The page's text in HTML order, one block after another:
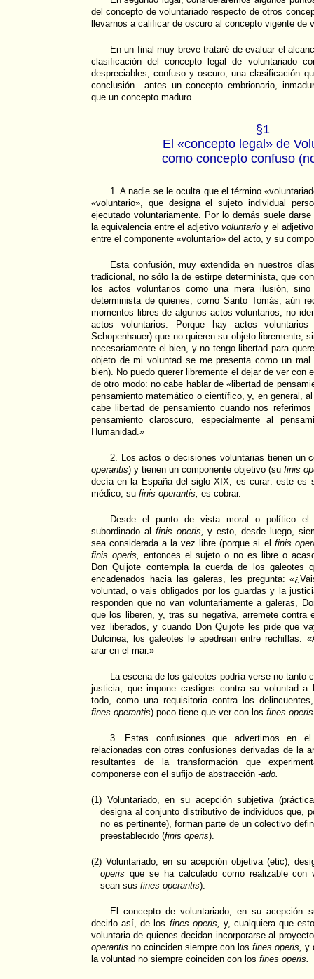
del concepto de voluntariado respecto de otros
llevarnos a calificar de oscuro al concepto vigente de
En un final muy breve trataré de evaluar el
clasificación del concepto legal de voluntariado
despreciables, confuso y oscuro; una clasificación
conclusión– antes un concepto embrionario,
que un concepto maduro.
§1
El «concepto legal» de
como concepto confuso
1. A nadie se le oculta que el término
«voluntario», que designa el sujeto individual
ejecutado voluntariamente. Por lo demás suele
la equivalencia entre el adjetivovoluntario y el
entre el componente «voluntario» del acto, y su
Esta confusión, muy extendida en nuestros
tradicional, no sólo la de estirpe determinista, que
los actos voluntarios como una mera ilusión,
determinista de quienes, como Santo Tomás, aún
momentos libres de algunos actos voluntarios, no
actos voluntarios. Porque hay actos
Schopenhauer) que no quieren su objeto libremente,
necesariamente el bien, y no tengo libertad para
objeto de mi voluntad se me presenta como un
bien). No puedo querer libremente el dejar de ver con
de otro modo: no cabe hablar de «libertad de
pensamiento matemático o científico, y, en general,
cabe libertad de pensamiento cuando nos
pensamiento claroscuro, especialmente al
Humanidad.»
2. Los actos o decisiones voluntarias tienen un
operantis) y tienen un componente objetivo (su finis
decía en la España del siglo XIX, es curar: este es
médico, su finis operantis, es cobrar.
Desde el punto de vista moral o político
subordinado al finis operis, y esto, desde luego,
sea considerada a la vez libre (porque si el finis
finis operis, entonces el sujeto o no es libre o
Don Quijote contempla la cuerda de los galeotes
encadenados hacia las galeras, les pregunta:
voluntad, o vais obligados por los guardas y la
responden que no van voluntariamente a galeras,
que los liberen, y, tras su negativa, arremete contra
vez liberados, y cuando Don Quijote les pide que
Dulcinea, los galeotes le apedrean entre rechiflas.
arar en el mar.»
La escena de los galeotes podría verse no tanto
justicia, que impone castigos contra su voluntad a
todo, como una requisitoria contra los
fines operantis) poco tiene que ver con los fines operis
3. Estas confusiones que advertimos en
relacionadas con otras confusiones derivadas de la
resultantes de la transformación que
componerse con el sufijo de abstracción -ado.
(1) Voluntariado, en su acepción subjetiva
designa al conjunto distributivo de individuos que,
no es pertinente), forman parte de un colectivo
preestablecido (finis operis).
(2) Voluntariado, en su acepción objetiva (etic),
operis que se ha calculado como realizable con
sean susfines operantis).
El concepto de voluntariado, en su acepción
decirlo así, de los fines operis, y, cualquiera que
voluntaria de quienes decidan incorporarse al
operantis no coinciden siempre con los fines operis, y
la voluntad no siempre coinciden con los fines operis.